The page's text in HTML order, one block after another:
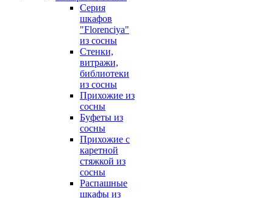
Серия
шкафов
"Florenciya"
из сосны
Стенки,
витражи,
библиотеки
из сосны
Прихожие из
сосны
Буфеты из
сосны
Прихожие с
каретной
стяжкой из
сосны
Распашные
шкафы из